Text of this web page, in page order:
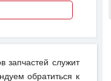
запчастей служит
обратиться к